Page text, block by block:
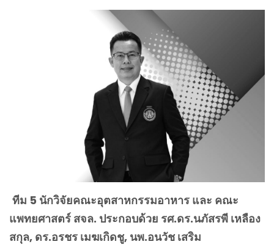
ทีม 5 นักวิจัยคณะอุตสาหกรรมอาหาร และ คณะ
แพทยศาสตร์ สจล. ประกอบด้วย รศ.ดร.นภัสรพี เหลือง
สกุล, ดร.อรชร เมฆเกิดชู, นพ.อนวัช เสริม